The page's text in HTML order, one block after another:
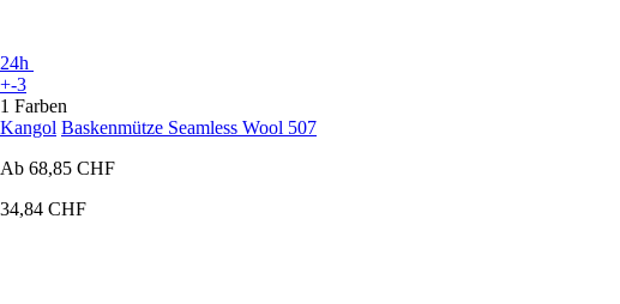
24h
+-3
1 Farben
Kangol Baskenmütze Seamless Wool 507
Ab 68,85 CHF
34,84 CHF